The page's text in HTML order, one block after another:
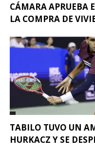
CÁMARA APRUEBA
LA COMPRA DE
TABILO TUVO UN
HURKACZ Y SE